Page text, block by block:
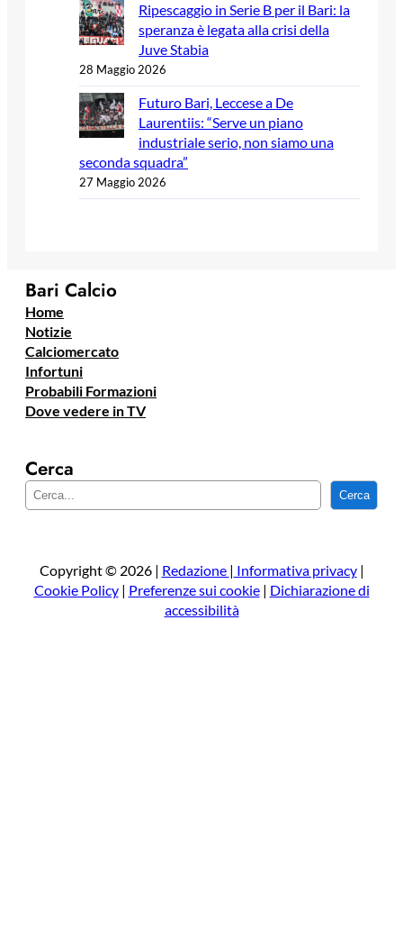
Ripescaggio in Serie B per il Bari: la
speranza è legata alla crisi della
Juve Stabia
28 Maggio 2026
Futuro Bari, Leccese a De
Laurentiis: “Serve un piano
industriale serio, non siamo una
seconda squadra”
27 Maggio 2026
Bari Calcio
Home
Notizie
Calciomercato
Infortuni
Probabili Formazioni
Dove vedere in TV
Cerca
e
a
Cerca
Copyright © 2026 | Redazione | Informativa privacy|
Cookie Policy| Preferenze sui cookie| Dichiarazione di
accessibilità